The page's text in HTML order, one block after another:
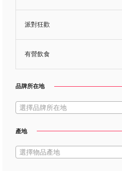
派對狂歡
有營飲食
品牌所在地
選擇品牌所在地
產地
選擇物品產地